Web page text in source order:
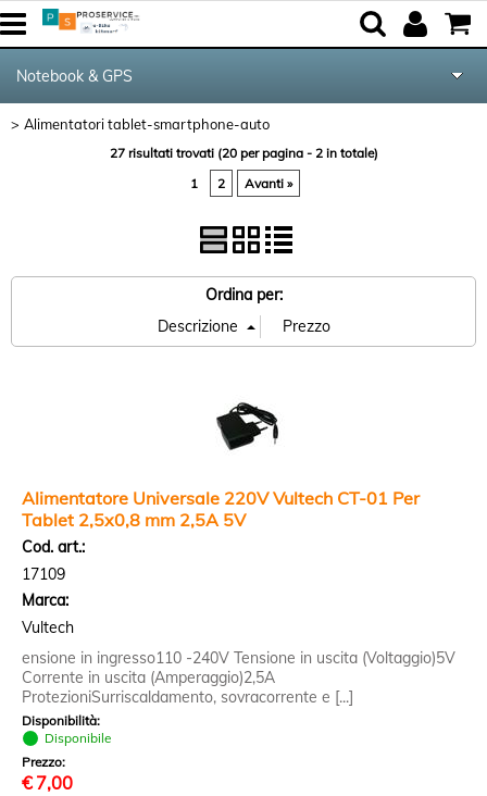
Tutte le Categorie
Audio & Video
Notebook & GPS
Alimentatori tablet-smartphone-auto
27 risultati trovati (20 per pagina - 2 in totale)
1
2 Avanti »
Ordina per:
Alimentatore Universale 220V Vultech CT-01 Per
Tablet 2,5x0,8 mm 2,5A 5V
Cod. art.:
17109
Marca:
Vultech
ensione in ingresso110 -240V Tensione in uscita (Voltaggio)5V
Corrente in uscita (Amperaggio)2,5A
ProtezioniSurriscaldamento, sovracorrente e [...]
Disponibilità:
Disponibile
Prezzo:
€ 7,00